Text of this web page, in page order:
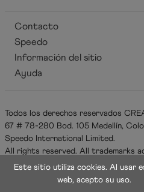
Contacto
Speedo
Información del sitio
Ayuda
Todos los derechos reservados
67 # 78-280 Bod. 105 Medellín,
Speedo International Limited.
All rights reserved. All trademarks
Este sitio utiliza cookies. Al usar
web, acepto su uso.